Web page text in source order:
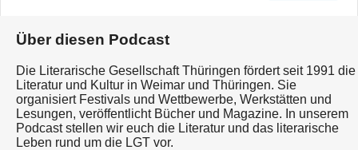
Über diesen Podcast
Die Literarische Gesellschaft Thüringen fördert seit 1991 die
Literatur und Kultur in Weimar und Thüringen. Sie
organisiert Festivals und Wettbewerbe, Werkstätten und
Lesungen, veröffentlicht Bücher und Magazine. In unserem
Podcast stellen wir euch die Literatur und das literarische
Leben rund um die LGT vor.